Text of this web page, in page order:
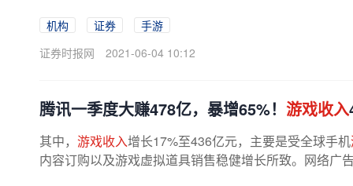
机构 证券
手游
证券时报网
2021-06-04 10:12
腾讯一季度大赚478亿，暴增65%！ 游戏收入
其中， 游戏收入增长17%至436亿元，主要是受全球手机
内容订购以及游戏虚拟道具销售稳健增长所致。网络广